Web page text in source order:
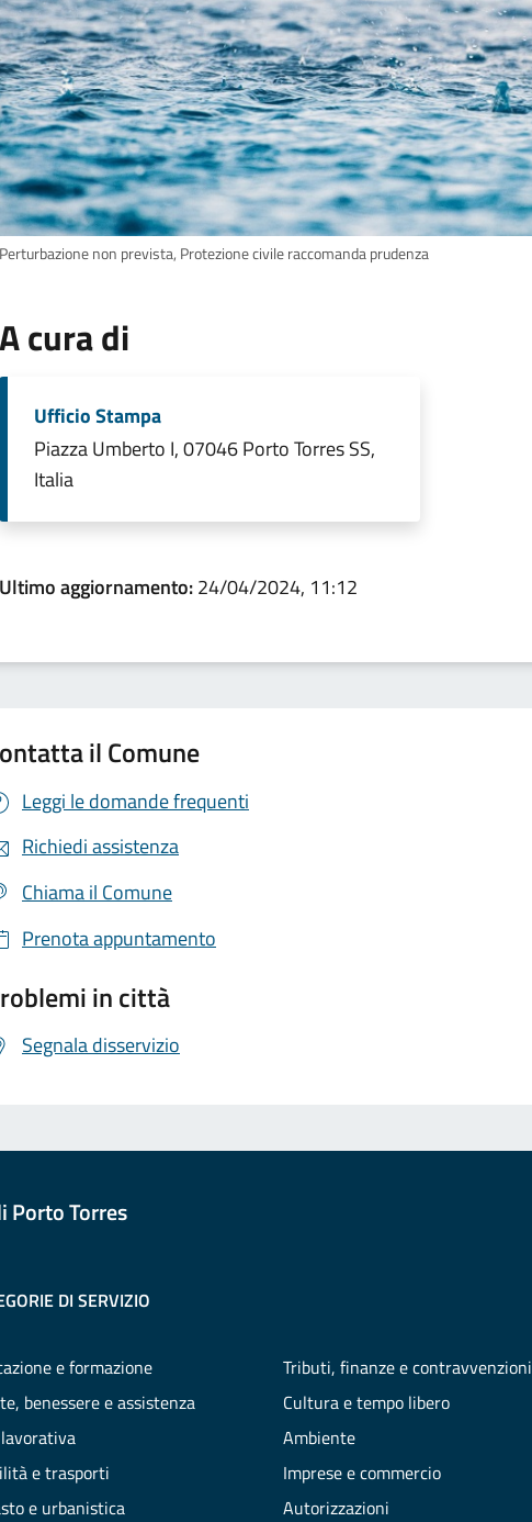
Perturbazione non prevista, Protezione civile raccomanda prudenza
A cura di
Ufficio Stampa
Piazza Umberto I, 07046 Porto Torres SS,
Italia
Ultimo aggiornamento:24/04/2024, 11:12
il Comune
Leggi le domande frequenti
Richiedi assistenza
Chiama il Comune
Prenota appuntamento
in città
Segnala disservizio
Porto Torres
DI SERVIZIO
e formazione
benessere e assistenza
e trasporti
e urbanistica
Tributi, finanze e contravvenzioni
Cultura e tempo libero
Ambiente
Imprese e commercio
Autorizzazioni